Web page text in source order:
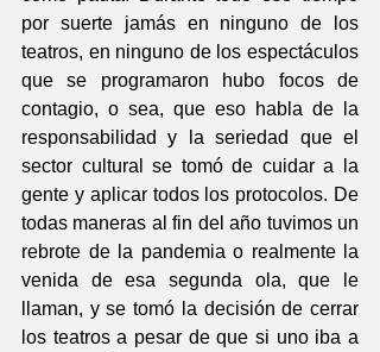
por suerte jamás en ninguno de los
teatros, en ninguno de los espectáculos
que se programaron hubo focos de
contagio, o sea, que eso habla de la
responsabilidad y la seriedad que el
sector cultural se tomó de cuidar a la
gente y aplicar todos los protocolos. De
todas maneras al fin del año tuvimos un
rebrote de la pandemia o realmente la
venida de esa segunda ola, que le
llaman, y se tomó la decisión de cerrar
los teatros a pesar de que si uno iba a